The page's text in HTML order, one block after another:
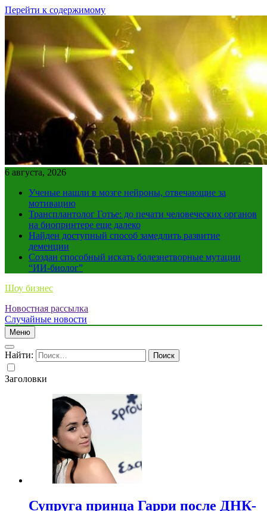
Перейти к содержимому
6 августа, 2026
Ученые нашли в мозге нейроны, отвечающие за
мотивацию
Трансплантолог Готье: до печати человеческих органов
на биопринтере еще далеко
Найден доступный способ замедлить развитие
деменции
Создан способный искать болезнетворные мутации
“ИИ-биолог”
Шоу бизнес
Новостная рассылка
Случайные новости
Меню
Найти:
Заголовки
Супруга принца Гарри после ДНК-